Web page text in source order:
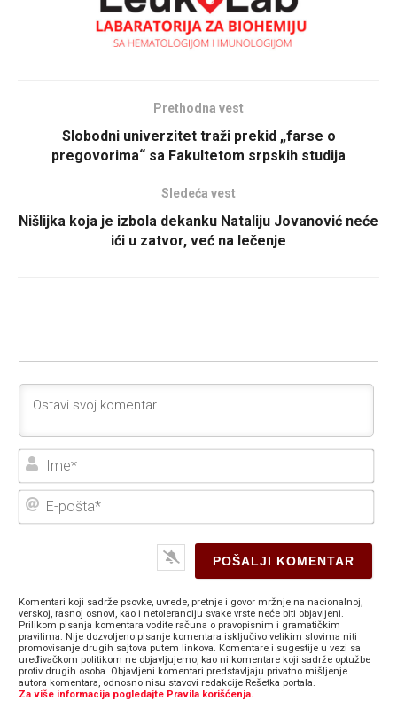
Prethodna vest
Slobodni univerzitet traži prekid „farse o
pregovorima“ sa Fakultetom srpskih studija
Sledeća vest
Nišlijka koja je izbola dekanku Nataliju Jovanović neće
ići u zatvor, već na lečenje
E-
Komentari koji sadrže psovke, uvrede, pretnje i govor mržnje na nacionalnoj,
verskoj, rasnoj osnovi, kao i netoleranciju svake vrste neće biti objavljeni.
Prilikom pisanja komentara vodite računa o pravopisnim i gramatičkim
pravilima. Nije dozvoljeno pisanje komentara isključivo velikim slovima niti
promovisanje drugih sajtova putem linkova. Komentare i sugestije u vezi sa
uređivačkom politikom ne objavljujemo, kao ni komentare koji sadrže optužbe
protiv drugih osoba. Objavljeni komentari predstavljaju privatno mišljenje
autora komentara, odnosno nisu stavovi redakcije Rešetka portala.
Za više informacija pogledajte Pravila korišćenja.